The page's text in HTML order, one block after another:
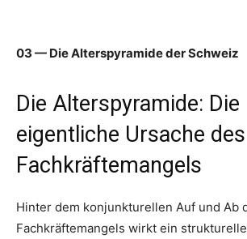
03 — Die Alterspyramide der Schweiz
Die Alterspyramide: Die
eigentliche Ursache des
Fachkräftemangels
Hinter dem konjunkturellen Auf und Ab
Fachkräftemangels wirkt ein